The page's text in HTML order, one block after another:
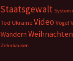
Staatsgewalt System
Tod Ukraine Video Vögel
Wandern Weihnachten
Zehnhausen